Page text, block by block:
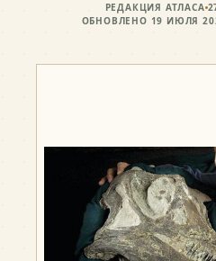
РЕДАКЦИЯ АТЛАСА
ОБНОВЛЕНО 19 ИЮЛЯ